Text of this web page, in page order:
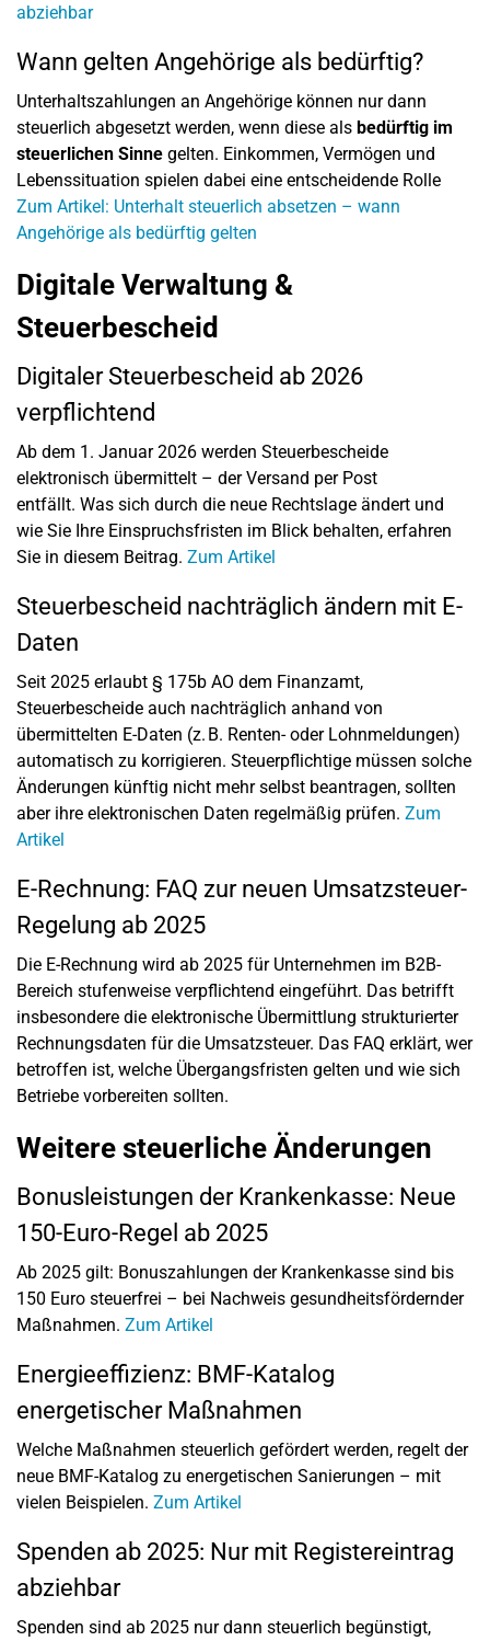
abziehbar
Wann gelten Angehörige als bedürftig?
Unterhaltszahlungen an Angehörige können nur dann
steuerlich abgesetzt werden, wenn diese als bedürftig im
steuerlichen Sinne gelten. Einkommen, Vermögen und
Lebenssituation spielen dabei eine entscheidende Rolle
Zum Artikel: Unterhalt steuerlich absetzen – wann
Angehörige als bedürftig gelten
Digitale Verwaltung &
Steuerbescheid
Digitaler Steuerbescheid ab 2026
verpflichtend
Ab dem 1. Januar 2026 werden Steuerbescheide
elektronisch übermittelt – der Versand per Post
entfällt. Was sich durch die neue Rechtslage ändert und
wie Sie Ihre Einspruchsfristen im Blick behalten, erfahren
Sie in diesem Beitrag. Zum Artikel
Steuerbescheid nachträglich ändern mit E-
Daten
Seit 2025 erlaubt § 175b AO dem Finanzamt,
Steuerbescheide auch nachträglich anhand von
übermittelten E-Daten (z. B. Renten- oder Lohnmeldungen)
automatisch zu korrigieren. Steuerpflichtige müssen solche
Änderungen künftig nicht mehr selbst beantragen, sollten
aber ihre elektronischen Daten regelmäßig prüfen. Zum
Artikel
E-Rechnung: FAQ zur neuen Umsatzsteuer-
Regelung ab 2025
Die E-Rechnung wird ab 2025 für Unternehmen im B2B-
Bereich stufenweise verpflichtend eingeführt. Das betrifft
insbesondere die elektronische Übermittlung strukturierter
Rechnungsdaten für die Umsatzsteuer. Das FAQ erklärt, wer
betroffen ist, welche Übergangsfristen gelten und wie sich
Betriebe vorbereiten sollten.
Weitere steuerliche Änderungen
Bonusleistungen der Krankenkasse: Neue
150-Euro-Regel ab 2025
Ab 2025 gilt: Bonuszahlungen der Krankenkasse sind bis
150 Euro steuerfrei – bei Nachweis gesundheitsfördernder
Maßnahmen. Zum Artikel
Energieeffizienz: BMF-Katalog
energetischer Maßnahmen
Welche Maßnahmen steuerlich gefördert werden, regelt der
neue BMF-Katalog zu energetischen Sanierungen – mit
vielen Beispielen. Zum Artikel
Spenden ab 2025: Nur mit Registereintrag
abziehbar
Spenden sind ab 2025 nur dann steuerlich begünstigt,